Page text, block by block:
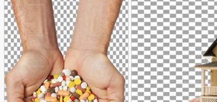
تومان
90,000
عکس دست در حالت دعا
کردن
تومان